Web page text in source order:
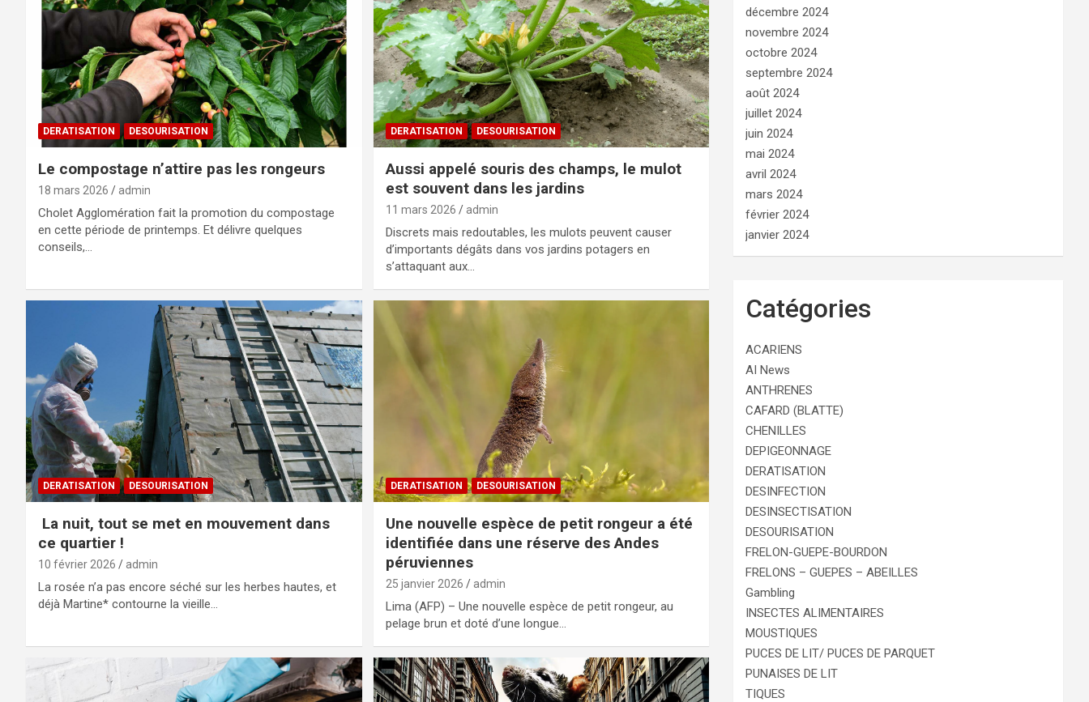
DERATISATION DESOURISATION
Le compostage n’attire pas les rongeurs
18 mars 2026 admin
Cholet Agglomération fait la promotion du compostage
en cette période de printemps. Et délivre quelques
conseils,…
DERATISATION DESOURISATION
Aussi appelé souris des champs, le mulot
est souvent dans les jardins
11 mars 2026 admin
Discrets mais redoutables, les mulots peuvent causer
d’importants dégâts dans vos jardins potagers en
s’attaquant aux…
DERATISATION DESOURISATION
La nuit, tout se met en mouvement dans
ce quartier !
10 février 2026 admin
La rosée n’a pas encore séché sur les herbes hautes, et
déjà Martine* contourne la vieille…
DERATISATION DESOURISATION
Une nouvelle espèce de petit rongeur a été
identifiée dans une réserve des Andes
péruviennes
25 janvier 2026 admin
Lima (AFP) – Une nouvelle espèce de petit rongeur, au
pelage brun et doté d’une longue…
décembre 2024
novembre 2024
octobre 2024
septembre 2024
août 2024
juillet 2024
juin 2024
mai 2024
avril 2024
mars 2024
février 2024
janvier 2024
Catégories
ACARIENS
AI News
ANTHRENES
CAFARD (BLATTE)
CHENILLES
DEPIGEONNAGE
DERATISATION
DESINFECTION
DESINSECTISATION
DESOURISATION
FRELON-GUEPE-BOURDON
FRELONS – GUEPES – ABEILLES
Gambling
INSECTES ALIMENTAIRES
MOUSTIQUES
PUCES DE LIT/ PUCES DE PARQUET
PUNAISES DE LIT
TIQUES